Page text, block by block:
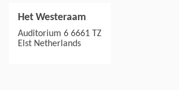
Het Westeraam
Auditorium 6 6661 TZ
Elst Netherlands